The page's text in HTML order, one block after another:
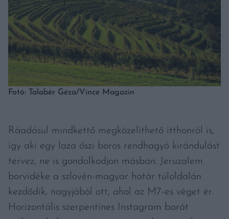
Fotó: Talabér Géza/Vince Magazin
Ráadásul mindkettő megközelíthető itthonról is,
így aki egy laza őszi boros rendhagyó kirándulást
tervez, ne is gondolkodjon másban. Jeruzalem
borvidéke a szlovén-magyar határ túloldalán
kezdődik, nagyjából ott, ahol az M7-es véget ér.
Horizontális szerpentines Instagram barát